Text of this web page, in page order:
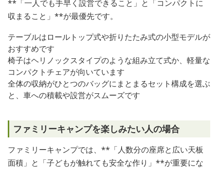
**「一人でも手早く設営できること」と「コンパクトに
収まること」**が最優先です。
テーブルはロールトップ式や折りたたみ式の小型モデルが
おすすめです
椅子はヘリノックスタイプのような組み立て式か、軽量な
コンパクトチェアが向いています
全体の収納がひとつのバッグにまとまるセット構成を選ぶ
と、車への積載や設営がスムーズです
ファミリーキャンプを楽しみたい人の場合
ファミリーキャンプでは、**「人数分の座席と広い天板
面積」と「子どもが触れても安全な作り」**が重要にな